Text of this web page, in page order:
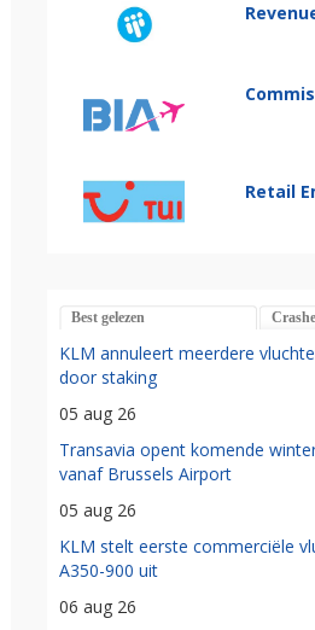
Retail
Best gelezen
KLM annuleert meerdere
door staking
05 aug 26
Transavia opent komende
vanaf Brussels Airport
05 aug 26
KLM stelt eerste commerciële
A350-900 uit
06 aug 26